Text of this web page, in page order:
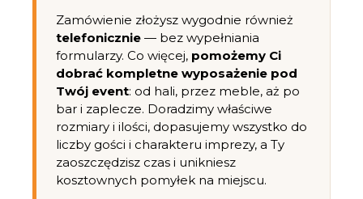
Zamówienie złożysz wygodnie również
telefonicznie — bez wypełniania
formularzy. Co więcej, pomożemy Ci
dobrać kompletne wyposażenie pod
Twój event: od hali, przez meble, aż po
bar i zaplecze. Doradzimy właściwe
rozmiary i ilości, dopasujemy wszystko do
liczby gości i charakteru imprezy, a Ty
zaoszczędzisz czas i unikniesz
kosztownych pomyłek na miejscu.